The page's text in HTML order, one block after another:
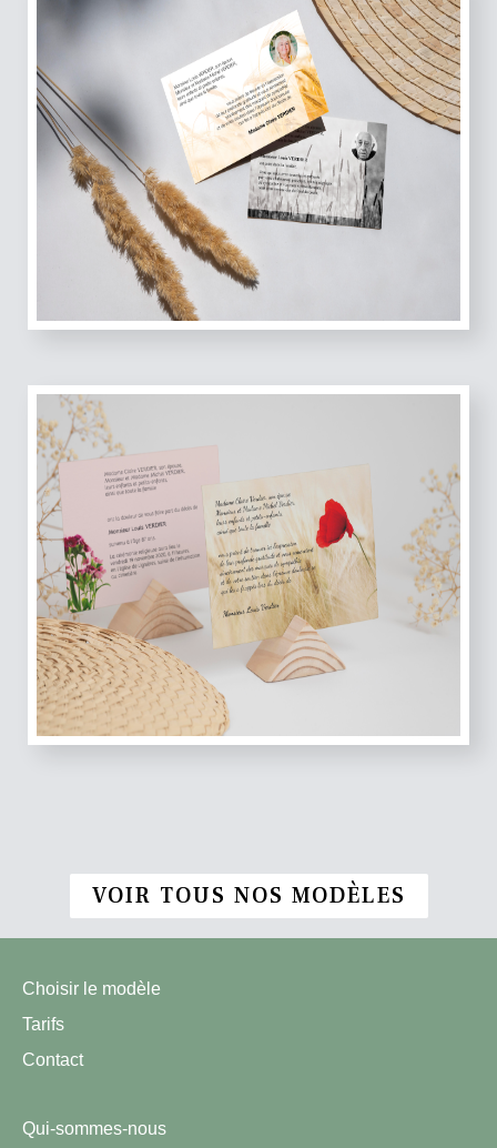
VOIR TOUS NOS MODÈLES
Choisir le modèle
Tarifs
Contact
Qui-sommes-nous